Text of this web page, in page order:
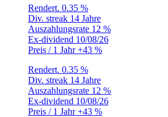
Rendert. 0.35 %
Div. streak 14 Jahre
Auszahlungsrate 12 %
Ex-dividend 10/08/26
Preis / 1 Jahr+43 %
Rendert. 0.35 %
Div. streak 14 Jahre
Auszahlungsrate 12 %
Ex-dividend 10/08/26
Preis / 1 Jahr+43 %